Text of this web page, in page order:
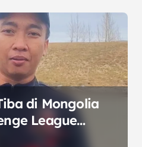
di Mongolia
League